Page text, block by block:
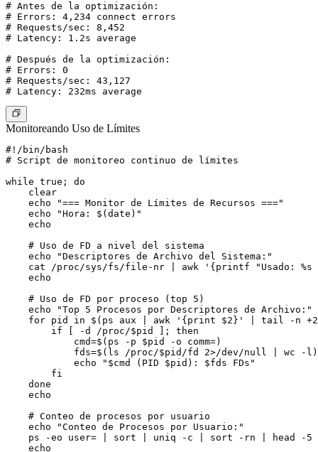
# Antes de la optimización:
# Errors: 4,234 connect errors
# Requests/sec: 8,452
# Latency: 1.2s average
# Después de la optimización:
# Errors: 0
# Requests/sec: 43,127
Monitoreando Uso de Límites
#!/bin/bash
# Script de monitoreo continuo de límites
while true; do
    clear
    echo "=== Monitor de Límites de Recursos ==="
    echo "Hora: $(date)"
    echo
    # Uso de FD a nivel del sistema
    echo "Descriptores de Archivo del Sistema:"
cat /proc/sys/fs/file-nr | awk '{printf "Usado:
    echo
    # Uso de FD por proceso (top 5)
    echo "Top 5 Procesos por Descriptores de Archivo:"
for pid in $(ps aux | awk '{print $2}' | tail -n
        if [ -d /proc/$pid ]; then
            cmd=$(ps -p $pid -o comm=)
            fds=$(ls /proc/$pid/fd 2>/dev/null | wc -l)
            echo "$cmd (PID $pid): $fds FDs"
        fi
    done
    echo
    # Conteo de procesos por usuario
    echo "Conteo de Procesos por Usuario:"
    ps -eo user= | sort | uniq -c | sort -rn | head -5
    echo